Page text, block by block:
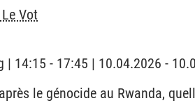
Vot
| 14:15 - 17:45 | 10.04.2026 -
le génocide au Rwanda,